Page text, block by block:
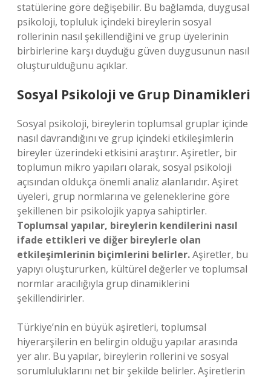
statülerine göre değişebilir. Bu bağlamda, duygusal
psikoloji, topluluk içindeki bireylerin sosyal
rollerinin nasıl şekillendiğini ve grup üyelerinin
birbirlerine karşı duyduğu güven duygusunun nasıl
oluşturulduğunu açıklar.
Sosyal Psikoloji ve Grup Dinamikleri
Sosyal psikoloji, bireylerin toplumsal gruplar içinde
nasıl davrandığını ve grup içindeki etkileşimlerin
bireyler üzerindeki etkisini araştırır. Aşiretler, bir
toplumun mikro yapıları olarak, sosyal psikoloji
açısından oldukça önemli analiz alanlarıdır. Aşiret
üyeleri, grup normlarına ve geleneklerine göre
şekillenen bir psikolojik yapıya sahiptirler.
Toplumsal yapılar, bireylerin kendilerini nasıl
ifade ettikleri ve diğer bireylerle olan
etkileşimlerinin biçimlerini belirler.Aşiretler, bu
yapıyı oluştururken, kültürel değerler ve toplumsal
normlar aracılığıyla grup dinamiklerini
şekillendirirler.
Türkiye’nin en büyük aşiretleri, toplumsal
hiyerarşilerin en belirgin olduğu yapılar arasında
yer alır. Bu yapılar, bireylerin rollerini ve sosyal
sorumluluklarını net bir şekilde belirler. Aşiretlerin